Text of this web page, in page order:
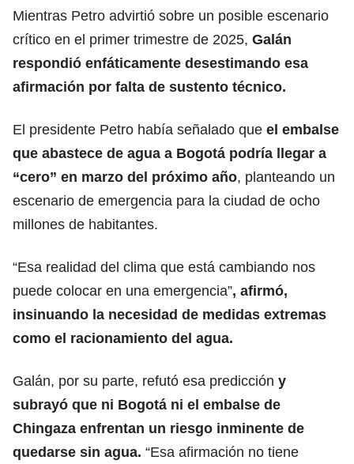
Mientras Petro advirtió sobre un posible escenario
crítico en el primer trimestre de 2025, Galán
respondió enfáticamente desestimando esa
afirmación por falta de sustento técnico.
El presidente Petro había señalado que el embalse
que abastece de agua a Bogotá podría llegar a
“cero” en marzo del próximo año, planteando un
escenario de emergencia para la ciudad de ocho
millones de habitantes.
“Esa realidad del clima que está cambiando nos
puede colocar en una emergencia”, afirmó,
insinuando la necesidad de medidas extremas
como el racionamiento del agua.
Galán, por su parte, refutó esa predicción y
subrayó que ni Bogotá ni el embalse de
Chingaza enfrentan un riesgo inminente de
quedarse sin agua. “Esa afirmación no tiene